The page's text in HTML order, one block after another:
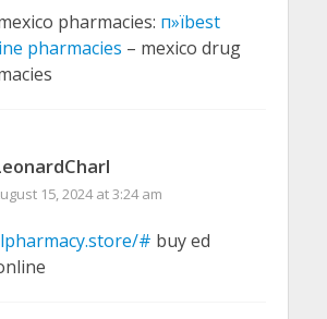
pharmacies: п»їbest
pharmacies – mexico drug
15, 2024 at 3:24 am
# buy ed